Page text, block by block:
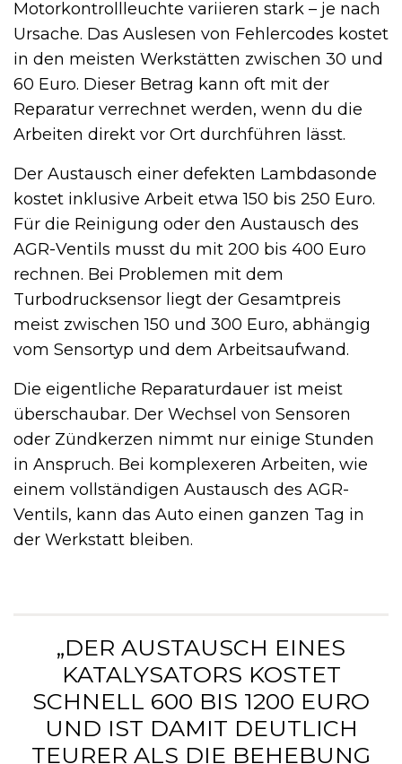
Motorkontrollleuchte variieren stark – je nach
Ursache. Das Auslesen von Fehlercodes kostet
in den meisten Werkstätten zwischen 30 und
60 Euro. Dieser Betrag kann oft mit der
Reparatur verrechnet werden, wenn du die
Arbeiten direkt vor Ort durchführen lässt.
Der Austausch einer defekten Lambdasonde
kostet inklusive Arbeit etwa 150 bis 250 Euro.
Für die Reinigung oder den Austausch des
AGR-Ventils musst du mit 200 bis 400 Euro
rechnen. Bei Problemen mit dem
Turbodrucksensor liegt der Gesamtpreis
meist zwischen 150 und 300 Euro, abhängig
vom Sensortyp und dem Arbeitsaufwand.
Die eigentliche Reparaturdauer ist meist
überschaubar. Der Wechsel von Sensoren
oder Zündkerzen nimmt nur einige Stunden
in Anspruch. Bei komplexeren Arbeiten, wie
einem vollständigen Austausch des AGR-
Ventils, kann das Auto einen ganzen Tag in
der Werkstatt bleiben.
„DER AUSTAUSCH EINES
KATALYSATORS KOSTET
SCHNELL 600 BIS 1200 EURO
UND IST DAMIT DEUTLICH
TEURER ALS DIE BEHEBUNG